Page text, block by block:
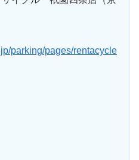
parking/pages/rentacycle